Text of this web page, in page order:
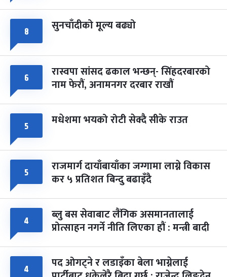
८ सुनचाँदीको मूल्य बढ्यो
६ रास्वपा सांसद ढकाल भन्छन्- सिंहदरबारको
नाम फेरौं, अनामनगर दरबार राखौं
५ मधेशमा भयको रोटी सेक्दै सीके राउत
५ राजमार्ग दायाँबायाँका जग्गामा लाग्ने विकास
कर ५ प्रतिशत बिन्दु बढाइँदै
४ ब्लु बस सेवाबाट लैंगिक असमानतालाई
प्रोत्साहन नगर्ने नीति लिएका हौं : मन्त्री बादी
४ पद ओगट्ने र लडाइँका बेला भाग्नेलाई